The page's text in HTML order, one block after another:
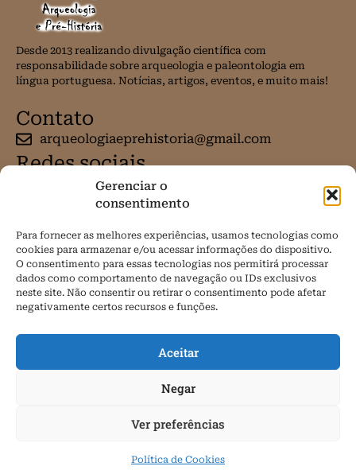
Gerenciar o
consentimento
Para fornecer as melhores experiências, usamos tecnologias como
cookies para armazenar e/ou acessar informações do dispositivo.
O consentimento para essas tecnologias nos permitirá processar
dados como comportamento de navegação ou IDs exclusivos
neste site. Não consentir ou retirar o consentimento pode afetar
negativamente certos recursos e funções.
Aceitar
Negar
Ver preferências
Política de Cookies
Desde 2013 realizando divulgação científica com
responsabilidade sobre arqueologia e paleontologia em
língua portuguesa. Notícias, artigos, eventos, e muito mais!
Contato
arqueologiaeprehistoria@gmail.com
Redes sociais
Todos os direitos reservados.
Política de Cookies (BR)